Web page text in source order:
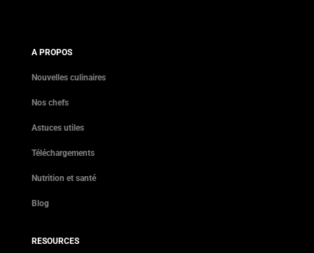
A PROPOS
Nouvelles culinaires
Nos chefs
Astuces utiles
Téléchargements
Nutrition et santé
Blog
RESOURCES